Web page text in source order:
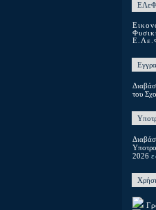
του
2026